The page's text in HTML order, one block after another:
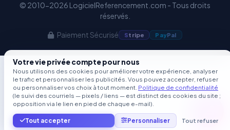
© 2010-2026 LogicielReferencement.com - Tous droits
réservés.
Paiement Sécurisé Stripe PayPal
Votre vie privée compte pour nous
Nous utilisons des cookies pour améliorer votre expérience, analyser
le trafic et personnaliser les publicités. Vous pouvez accepter, refuser
ou personnaliser vos choix à tout moment. Politique de confidentialité
(le suivi des courriels — pixels / liens — est distinct des cookies du site ;
opposition via le lien en pied de chaque e-mail).
Tout accepter Personnaliser Tout refuser